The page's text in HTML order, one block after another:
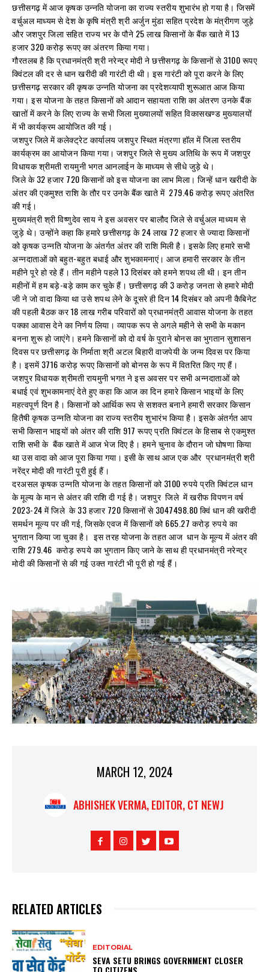
छत्तीसगढ़ में आज कृषक उन्नति योजना का राज्य स्तरीय शुभारंभ हो गया है। जिसमें
वर्चुअल माध्यम से देश के कृषि मंत्री श्री अर्जुन मुंडा सहित प्रदेश के मंत्रीगण जुड़े
और जशपुर जिला सहित राज्य भर के पौने 25 लाख किसानों के बैंक खाते में 13
हजार 320 करोड़ रूपए का अंतरण किया गया।
गौरतलब है कि प्रधानमंत्री श्री नरेन्द्र मोदी ने छत्तीसगढ़ के किसानों से 3100 रूपए
क्विंटल की दर से धान खरीदी की गारंटी दी थी। इस गारंटी को पूरा करने के लिए
छत्तीसगढ़ सरकार की कृषक उन्नति योजना का प्रदेशव्यापी शुरूआत आज किया
गया। इस योजना के तहत किसानों को आदान सहायता राशि का अंतरण उनके बैंक
खातों में करने के लिए राज्य के सभी जिला मुख्यालयों सहित विकासखण्ड मुख्यालयों
में भी कार्यक्रम आयोजित की गई।
जशपुर जिले में कलेक्ट्रेट कार्यालय जशपुर स्थित मंत्रणा हॉल में जिला स्तरीय
कार्यक्रम का आयोजन किया गया। जशपुर जिले से मुख्य अतिथि के रूप में जशपुर
विधायक श्रीमती रायमुनी भगत आनलाईन के माध्यम से सीधे जुड़े थे।
जिले के 32 हजार 720 किसानों को इस योजना का लाभ मिला। जिन्हें धान खरीदी के
अंतर की एकमुश्त राशि के तौर पर उनके बैंक खाते में 279.46 करोड़ रूपए अंतरित
की गई।
मुख्यमंत्री श्री विष्णुदेव साय ने इस अवसर पर बालौद जिले से वर्चुअल माध्यम से
जुड़े थे। उन्होंने कहा कि हमारे छत्तीसगढ़ के 24 लाख 72 हजार से ज्यादा किसानों
को कृषक उन्नति योजना के अंतर्गत अंतर की राशि मिली है। इसके लिए हमारे सभी
अन्नदाताओं को बहुत-बहुत बधाई और शुभकामनाएं। आज हमारी सरकार के तीन
महीने पूरे हो रहे हैं। तीन महीने पहले 13 दिसंबर को हमने शपथ ली थी। इन तीन
महीनों में हम बड़े-बड़े काम कर चुके हैं। छत्तीसगढ़ की 3 करोड़ जनता से हमारे मोदी
जी ने जो वादा किया था उसे शपथ लेने के दूसरे ही दिन 14 दिसंबर को अपनी कैबिनेट
की पहली बैठक कर 18 लाख गरीब परिवारों को प्रधानमंत्री आवास योजना के तहत
पक्का आवास देने का निर्णय लिया। व्यापक रूप से अगले महीने से सभी के मकान
बनना शुरू हो जाएंगे। हमने किसानों को दो वर्ष के पुराने बोनस का भुगतान सुशासन
दिवस पर छत्तीसगढ़ के निर्माता श्री अटल बिहारी वाजपेयी के जन्म दिवस पर किया
है। इसमें 3716 करोड़ रूपए किसानों को बोनस के रूप में वितरित किए गए हैं।
जशपुर विधायक श्रीमती रायमुनी भगत ने इस अवसर पर सभी अन्नदाताओं को
बधाई एवं शुभकामनाएं देते हुए कहा कि आज का दिन हमारे किसान भाइयों के लिए
महत्वपूर्ण दिन है। किसानों को आर्थिक रूप से सशक्त बनाने हमारी सरकार किसान
हितैषी कृषक उन्नति योजना का राज्य स्तरीय शुभारंभ किया है। इसके अंतर्गत आप
सभी किसान भाइयों को अंतर की राशि 917 रूपए प्रति क्विंटल के हिसाब से एकमुश्त
राशि सभी के बैंक खाते में आज भेज दिए है। हमने चुनाव के दौरान जो घोषणा किया
था उस वादा को आज पूरा किया गया। इसी के साथ आज एक और प्रधानमंत्री श्री
नरेंद्र मोदी की गारंटी पूरी हुई हैं।
दरअसल कृषक उन्नति योजना के तहत किसानों को 3100 रुपये प्रति क्विंटल धान
के मूल्य के मान से अंतर की राशि दी गई है। जशपुर जिले में खरीफ विपणन वर्ष
2023-24 में जिले के 33 हजार 720 किसानों से 3047498.80 क्विं धान की खरीदी
समर्थन मूल्य पर की गई, जिसके एवज में किसानों को 665.27 करोड़ रुपये का
भुगतान किया जा चुका है। इस तरह योजना के तहत आज धान के मूल्य में अंतर की
राशि 279.46 करोड़ रुपये का भुगतान किए जाने के साथ ही प्रधानमंत्री नरेन्द्र
मोदी की किसानों से की गई उक्त गारंटी भी पूरी हो गई हैं।
MARCH 12, 2024
ABHISHEK VERMA, EDITOR, CT NEWJ
RELATED ARTICLES
EDITORIAL
SEVA SETU BRINGS GOVERNMENT CLOSER